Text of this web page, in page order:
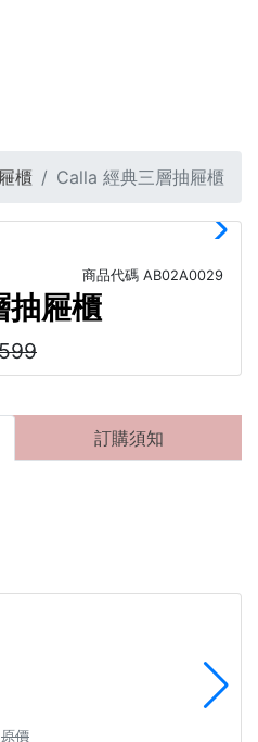
櫃 Calla 經典三層抽屜櫃
商品代碼 AB02A0029
抽屜櫃
訂購須知
原價